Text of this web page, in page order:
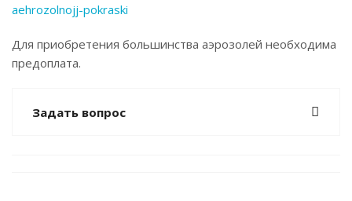
aehrozolnojj-pokraski
Для приобретения большинства аэрозолей необходима
предоплата.
Задать вопрос